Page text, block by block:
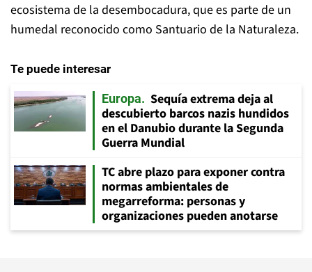
ecosistema de la desembocadura, que es parte de un
humedal reconocido como Santuario de la Naturaleza.
Te puede interesar
Europa
Sequía extrema deja al
descubierto barcos nazis hundidos
en el Danubio durante la Segunda
Guerra Mundial
TC abre plazo para exponer contra
normas ambientales de
megarreforma: personas y
organizaciones pueden anotarse